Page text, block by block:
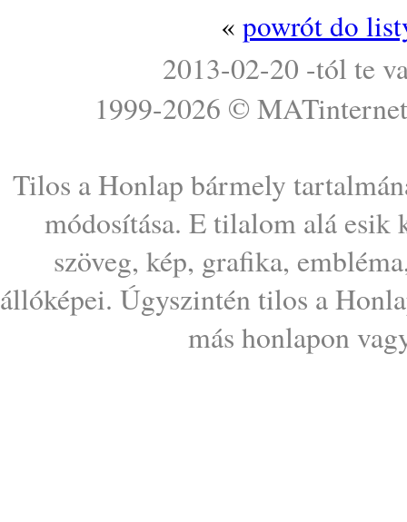
« powrót do
2013-02-20 -tól te
1999-2026 © MATinternet
Tilos a Honlap bármely
módosítása. E tilalom alá esik
szöveg, kép, grafika,
állóképei. Úgyszintén tilos a
más honlapon